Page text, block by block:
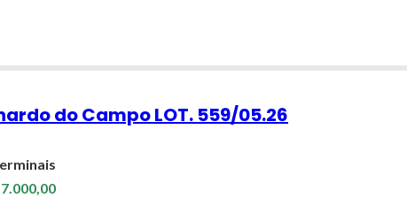
do Campo LOT. 559/05.26